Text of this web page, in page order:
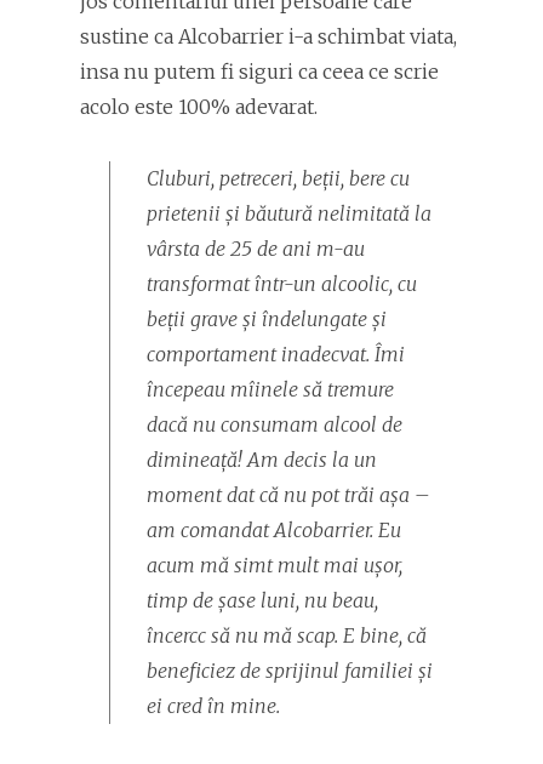
sustine ca Alcobarrier i-a schimbat viata,
insa nu putem fi siguri ca ceea ce scrie
acolo este 100% adevarat.
Cluburi, petreceri, beții, bere cu
prietenii și băutură nelimitată la
vârsta de 25 de ani m-au
transformat într-un alcoolic, cu
beții grave și îndelungate și
comportament inadecvat. Îmi
începeau mîinele să tremure
dacă nu consumam alcool de
dimineață! Am decis la un
moment dat că nu pot trăi așa –
am comandat Alcobarrier. Eu
acum mă simt mult mai ușor,
timp de șase luni, nu beau,
încercc să nu mă scap. E bine, că
beneficiez de sprijinul familiei și
ei cred în mine.